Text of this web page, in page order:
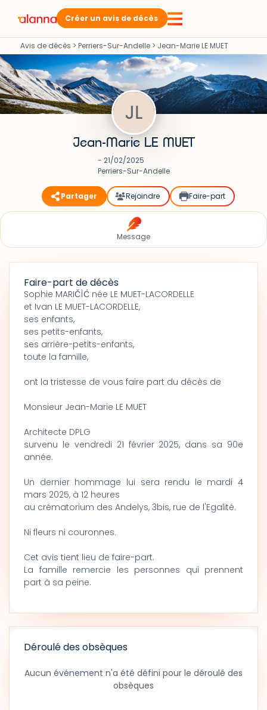
Créer un avis de décès
Avis de décès > Perriers-Sur-Andelle > Jean-Marie LE MUET
Jean-Marie LE MUET
- 21/02/2025
Perriers-Sur-Andelle
Partager Rejoindre Faire-part
Message
Faire-part de décès
Sophie MARIČÌĆ née LE MUET-LACORDELLE
et Ivan LE MUET-LACORDELLE,
ses enfants,
ses petits-enfants,
ses arrière-petits-enfants,
toute la famille,
ont la tristesse de vous faire part du décès de
Monsieur Jean-Marie LE MUET
Architecte DPLG
survenu le vendredi 21 février 2025, dans sa 90e
année.
Un dernier hommage lui sera rendu le mardi 4
mars 2025, à 12 heures
au crématorium des Andelys, 3bis, rue de l'Egalité.
Ni fleurs ni couronnes.
Cet avis tient lieu de faire-part.
La famille remercie les personnes qui prennent
part à sa peine.
Déroulé des obsèques
Aucun événement n'a été défini pour le déroulé des
obsèques